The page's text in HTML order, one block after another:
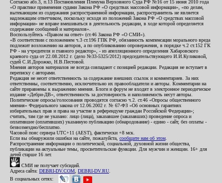
Согласно абз.3, п.13 Постановления Пленума Верховного Суда РФ №16 от 15 июня 2010 года
«О практике применения судами Закона РФ «О средствах массовой информации», «по делам,
вытекающим из содержания распространенной информации, распространитель не является
надлежащим ответчиком, поскольку исходя из положений Закона РФ «О средствах массовой
информации» не вправе вмешиваться в деятельность редакции, в ходе которой определяется
содержание сообщений и материалов».
Воспользуйтесь «Правом на ответ» (ст.46 Закона РФ «О СМИ»).
«В соответствии с положением ч.3 ст.196 ГПК РФ, обязанность компенсации морального вреда
подлежит возложению на авторов, а по опубликованию опровержения, в порядке ч.2 ст.152 ГК
РФ - на учредителя и главного редактор», - из апелляционного определения Хабаровского
краевого суда от 22.08.2012 г. (дело №33-5325/2012) председательствующего И.И.Куликовой,
судей С.И.Дорожко, Н.В.Пестовой.
Мнения авторов материалов не всегда совпадают с позицией редакции. Редакция не вступает в
переписку с авторами.
Редакция не несет ответственность за содержание внешних ссылок и комментариев. За них
ответственны, соответственно, исключительно их правообладатели и авторы. Комментарии на
сайте приравнены к выражению мнения. Блоги и форум не входят в электронное периодическое
издание «Дебри-ДВ», ответственность за достоверность и наполняемость несут авторы.
Политические опросы/голосования проводятся согласно ч.2. ст.46 «Опросы общественного
мнения» Федерального закона от 12.06.2002 г. № 67-ФЗ «Об основных гарантиях
избирательных прав и права на участие в референдуме граждан Российской Федерации»;
считать, там где не указано: лицо (лица), заказавшее (заказавших) проведение опроса и
оплатившее (оплативших) указанную публикацию (обнародование) - едино - сайт, без оплаты -
безвозмездно/бесплатно.
Часовой пояс сервера UTC+11 (AEST), фактически +8 мск.
Если вы обнаружили ошибки на сайте, пожалуйста, сообщите нам об этом
Распространение информации о политической, социальной, духовной жизни общества,
публикации на актуальные темы, просветительские функции. Для мужчин и женщин. 16+ для
детей старше 16 лет.
СМИ не получает субсидий.
Адреса сайта: DEBRI-DV.COM DEBRI-DV.RU
В социальных сетях: